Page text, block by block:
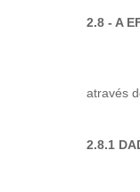
2.8 - A
através
2.8.1